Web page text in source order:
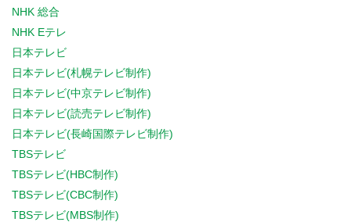
NHK 総合
NHK Eテレ
日本テレビ
日本テレビ(札幌テレビ制作)
日本テレビ(中京テレビ制作)
日本テレビ(読売テレビ制作)
日本テレビ(長崎国際テレビ制作)
TBSテレビ
TBSテレビ(HBC制作)
TBSテレビ(CBC制作)
TBSテレビ(MBS制作)